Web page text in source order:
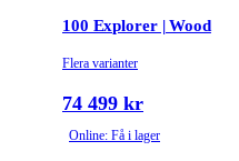
100 Explorer | Wood
Flera varianter
74 499 kr
Online: Få i lager